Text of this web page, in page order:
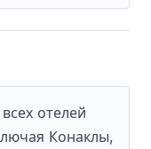
из лучших
отдыха в
отелей
Конаклы,